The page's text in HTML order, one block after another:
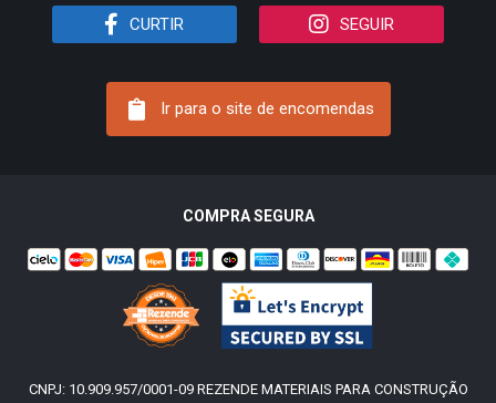
CURTIR SEGUIR
Ir para o site de encomendas
COMPRA SEGURA
CNPJ: 10.909.957/0001-09 REZENDE MATERIAIS PARA CONSTRUÇÃO